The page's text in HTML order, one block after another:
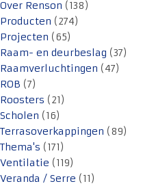
Over Renson (138)
Producten (274)
Projecten (65)
Raam- en deurbeslag (37)
Raamverluchtingen (47)
ROB (7)
Roosters (21)
Scholen (16)
Terrasoverkappingen (89)
Thema's (171)
Ventilatie (119)
Veranda / Serre (11)